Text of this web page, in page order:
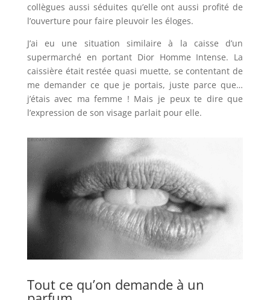
collègues aussi séduites qu’elle ont aussi profité de
l’ouverture pour faire pleuvoir les éloges.
J’ai eu une situation similaire à la caisse d’un
supermarché en portant Dior Homme Intense. La
caissière était restée quasi muette, se contentant de
me demander ce que je portais, juste parce que…
j’étais avec ma femme ! Mais je peux te dire que
l’expression de son visage parlait pour elle.
Tout ce qu’on demande à un